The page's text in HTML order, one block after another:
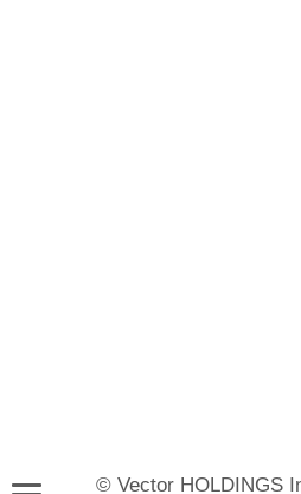
© Vector HOLDINGS